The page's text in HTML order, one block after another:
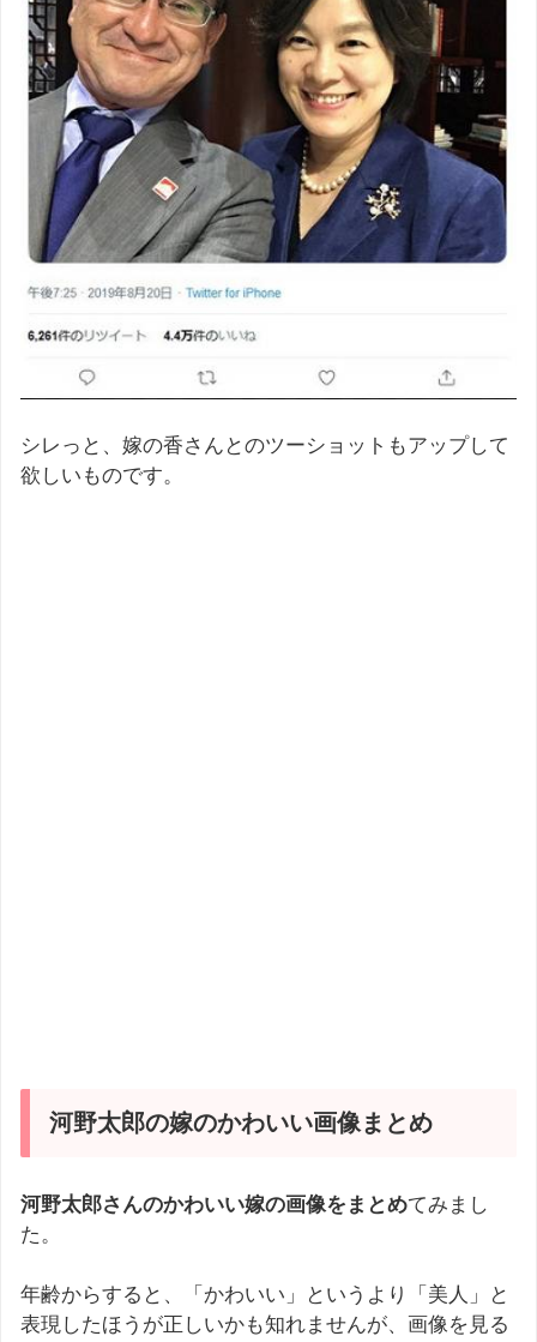
シレっと、嫁の香さんとのツーショットもアップして
欲しいものです。
河野太郎の嫁のかわいい画像まとめ
河野太郎さんのかわいい嫁の画像をまとめてみまし
た。
年齢からすると、「かわいい」というより「美人」と
表現したほうが正しいかも知れませんが、画像を見る